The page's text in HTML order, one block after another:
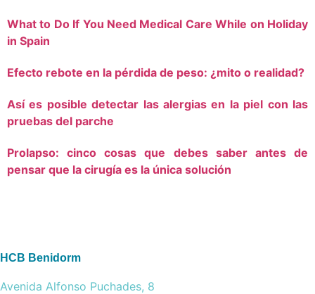
What to Do If You Need Medical Care While on Holiday
in Spain
Efecto rebote en la pérdida de peso: ¿mito o realidad?
Así es posible detectar las alergias en la piel con las
pruebas del parche
Prolapso: cinco cosas que debes saber antes de
pensar que la cirugía es la única solución
HCB Benidorm
Avenida Alfonso Puchades, 8